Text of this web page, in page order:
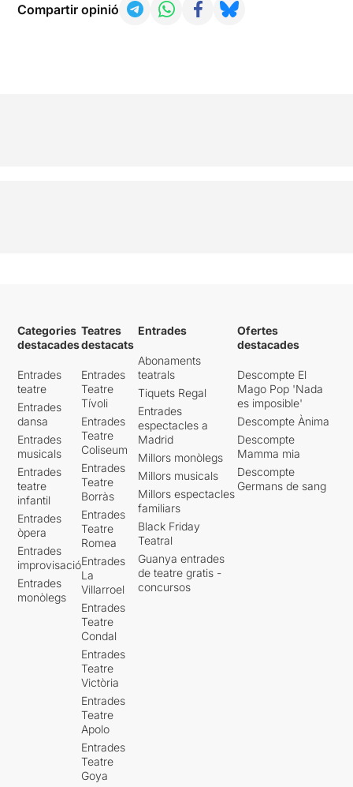
Compartir opinió
Categories
destacades
Entrades
teatre
Entrades
dansa
Entrades
musicals
Entrades
teatre
infantil
Entrades
òpera
Entrades
improvisació
Entrades
monòlegs
Teatres
destacats
Entrades
Teatre
Tívoli
Entrades
Teatre
Coliseum
Entrades
Teatre
Borràs
Entrades
Teatre
Romea
Entrades
La
Villarroel
Entrades
Teatre
Condal
Entrades
Teatre
Victòria
Entrades
Teatre
Apolo
Entrades
Teatre
Goya
Entrades
Abonaments
teatrals
Tiquets Regal
Entrades
espectacles a
Madrid
Millors monòlegs
Millors musicals
Millors espectacles
familiars
Black Friday
Teatral
Guanya entrades
de teatre gratis -
concursos
Ofertes
destacades
Descompte El
Mago Pop 'Nada
es imposible'
Descompte Ànima
Descompte
Mamma mia
Descompte
Germans de sang